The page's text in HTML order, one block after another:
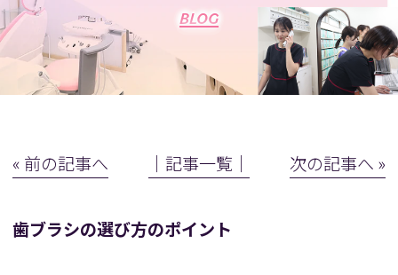
BLOG
« 前の記事へ │記事一覧│ 次の記事へ »
歯ブラシの選び方のポイント